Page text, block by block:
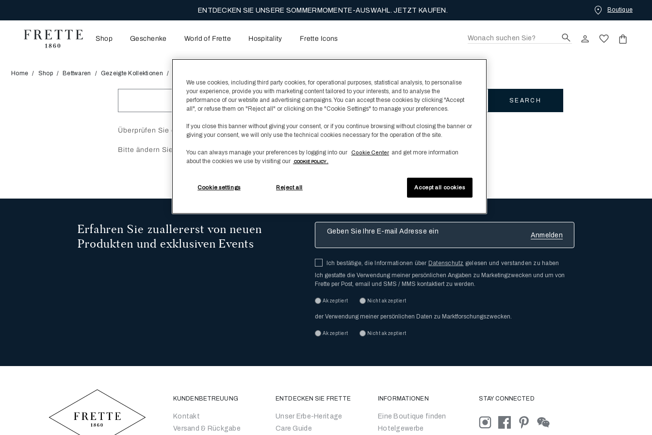
ENTDECKEN SIE UNSERE SOMMERMOMENTE-AUSWAHL. JETZT KAUFEN. Boutique
Shop Geschenke World of Frette Hospitality Frette Icons
Home Shop Bettwaren Gezeigte Kollektionen
SEARCH
Überprüfen Sie die Rechtschreibung
Bitte ändern Sie Ihre Suchanfrage.
Erfahren Sie zuallererst von neuen
Produkten und exklusiven Events
Geben Sie Ihre E-mail Adresse ein
Ich bestätige, die Informationen über Datenschutz gelesen und verstanden zu haben
Ich gestatte die Verwendung meiner persönlichen Angaben zu Marketingzwecken und um von
Frette per Post, email und SMS / MMS kontaktiert zu werden.
Akzeptiert Nicht akzeptiert
der Verwendung meiner persönlichen Daten zu Marktforschungszwecken.
Akzeptiert Nicht akzeptiert
KUNDENBETREUUNG
Kontakt
Versand & Rückgabe
ENTDECKEN SIE FRETTE
Unser Erbe-Heritage
Care Guide
INFORMATIONEN
Eine Boutique finden
Hotelgewerbe
STAY CONNECTED
We use cookies, including third party cookies, for operational purposes, statistical analysis, to personalise
your experience, provide you with marketing content tailored to your interests, and to analyse the
performance of our website and advertising campaigns. You can accept these cookies by clicking "Accept
all", or refuse them on "Reject all" or clicking on the "Cookie Settings" to manage your preferences.
If you close this banner without giving your consent, or if you continue browsing without closing the banner or
giving your consent, we will only use the technical cookies necessary for the operation of the site.
You can always manage your preferences by logging into our Cookie Center and get more information
about the cookies we use by visiting our
COOKIE POLICY .
Cookie settings Reject all Accept all cookies